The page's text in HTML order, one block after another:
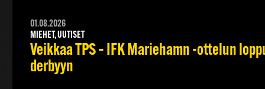
01.08.2026
MIEHET, UUTISET
Veikkaa TPS – IFK Mariehamn -ottelun
derbyyn